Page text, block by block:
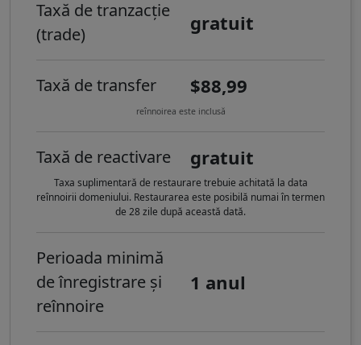
Taxă de tranzacție
(trade)
gratuit
Taxă de transfer $88,99
reînnoirea este inclusă
Taxă de reactivare gratuit
Taxa suplimentară de restaurare trebuie achitată la data
reînnoirii domeniului. Restaurarea este posibilă numai în termen
de 28 zile după această dată.
Perioada minimă
de înregistrare și
reînnoire
1 anul